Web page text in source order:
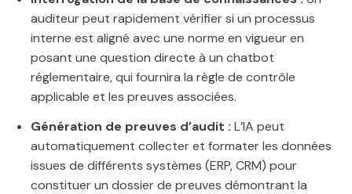
auditeur peut rapidement vérifier si un processus
interne est aligné avec une norme en vigueur en
posant une question directe à un chatbot
réglementaire, qui fournira la règle de contrôle
applicable et les preuves associées.
Génération de preuves d’audit : L’IA peut
automatiquement collecter et formater les données
issues de différents systèmes (ERP, CRM) pour
constituer un dossier de preuves démontrant la